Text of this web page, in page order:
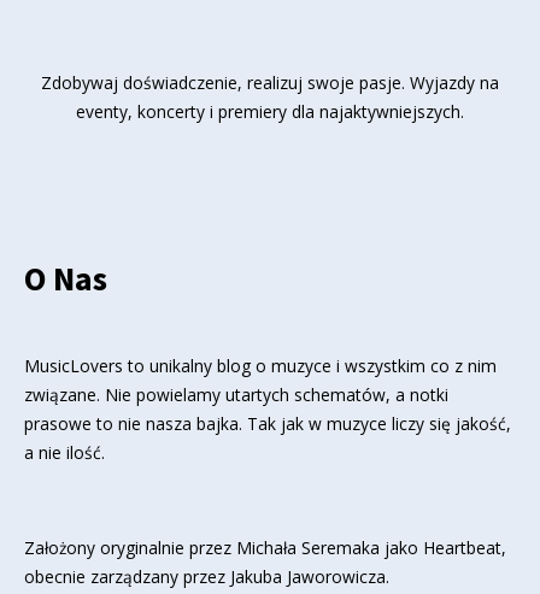
Zdobywaj doświadczenie, realizuj swoje pasje. Wyjazdy na
eventy, koncerty i premiery dla najaktywniejszych.
O Nas
MusicLovers to unikalny blog o muzyce i wszystkim co z nim
związane. Nie powielamy utartych schematów, a notki
prasowe to nie nasza bajka. Tak jak w muzyce liczy się jakość,
a nie ilość.
Założony oryginalnie przez Michała Seremaka jako Heartbeat,
obecnie zarządzany przez Jakuba Jaworowicza.